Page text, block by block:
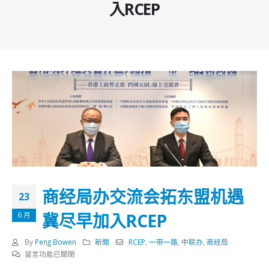
入RCEP
23
6 月
商经局办交流会拓东盟机遇
冀尽早加入RCEP
By Peng Bowen 新聞 RCEP,一带一路, 中联办,商经局
在
留言功能已關閉